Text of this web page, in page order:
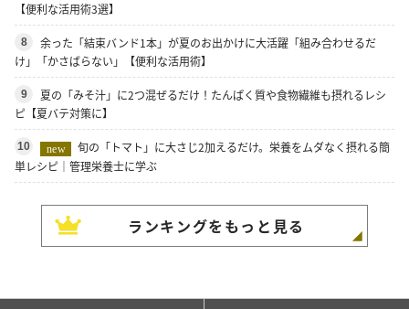
【便利な活用術3選】
8
余った「結束バンド1本」が夏のお出かけに大活躍「組み合わせるだ
け」「かさばらない」【便利な活用術】
9
夏の「みそ汁」に2つ混ぜるだけ！たんぱく質や食物繊維も摂れるレシ
ピ【夏バテ対策に】
10 new
旬の「トマト」に大さじ2加えるだけ。栄養をムダなく摂れる簡
単レシピ｜管理栄養士に学ぶ
ランキングをもっと見る